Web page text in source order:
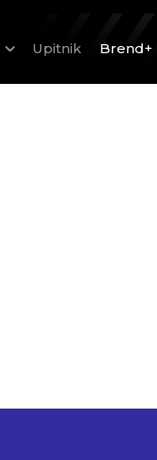
Upitnik Brend+